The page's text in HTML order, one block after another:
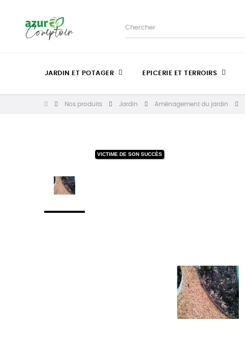
JARDIN ET POTAGER EPICERIE ET TERROIRS
Nos produits Jardin Aménagement du jardin
VICTIME DE SON SUCCÈS